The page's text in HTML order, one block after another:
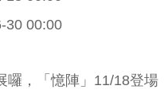
30 00:00
囉，「憶陣」11/18登場